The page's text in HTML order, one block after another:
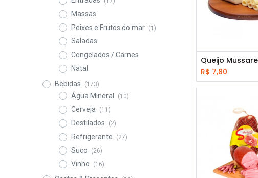
Massas
Peixes e Frutos do mar
(1)
Saladas
Congelados / Carnes
Natal
Bebidas
(173)
Água Mineral (10)
Cerveja (11)
Destilados (2)
Refrigerante (27)
Suco (26)
Vinho (16)
Queijo
R$ 7,80